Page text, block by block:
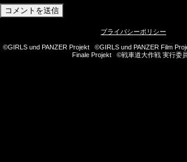
プライバシーポリシー
©GIRLS und PANZER Projekt ©GIRLS und PANZER Film
Finale Projekt ©戦車道大作戦 実行委